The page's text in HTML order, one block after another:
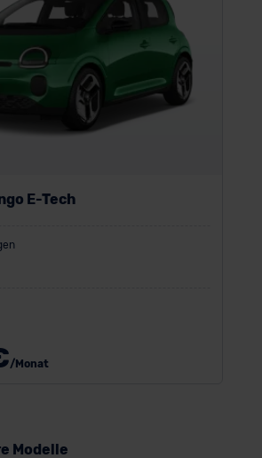
E-Tech
/Monat
Modelle